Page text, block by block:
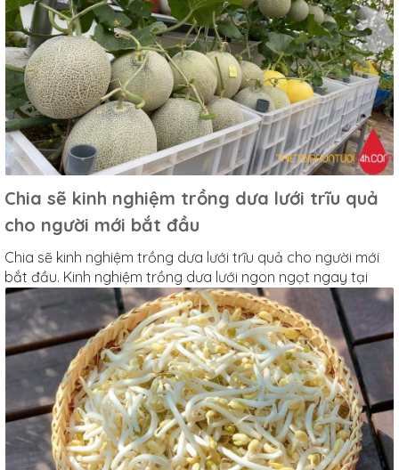
Chia sẽ kinh nghiệm trồng dưa lưới trĩu quả
cho người mới bắt đầu
Chia sẽ kinh nghiệm trồng dưa lưới trĩu quả cho người mới
bắt đầu. Kinh nghiệm trồng dưa lưới ngon ngọt ngay tại
nhà